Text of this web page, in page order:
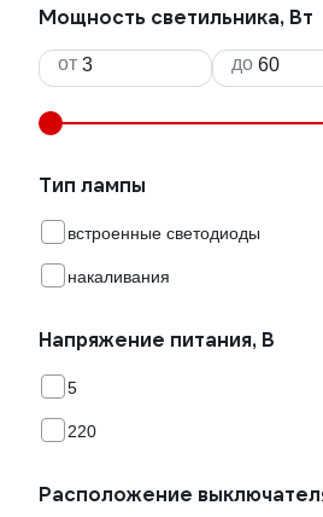
Мощность светильника, Вт
от до
Тип лампы
встроенные светодиоды
накаливания
Напряжение питания, В
5
220
Расположение